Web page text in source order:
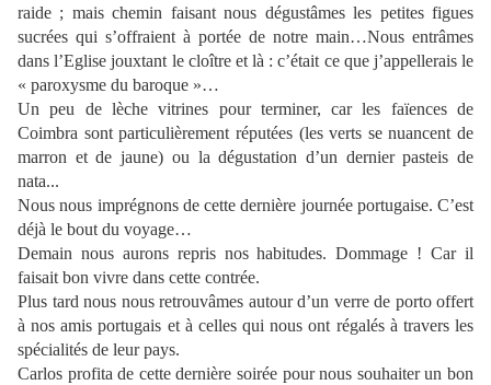
raide ; mais chemin faisant nous dégustâmes les petites figues
sucrées qui s’offraient à portée de notre main…Nous entrâmes
dans l’Eglise jouxtant le cloître et là : c’était ce que j’appellerais le
« paroxysme du baroque »…
Un peu de lèche vitrines pour terminer, car les faïences de
Coimbra sont particulièrement réputées (les verts se nuancent de
marron et de jaune) ou la dégustation d’un dernier pasteis de
nata...
Nous nous imprégnons de cette dernière journée portugaise. C’est
déjà le bout du voyage…
Demain nous aurons repris nos habitudes. Dommage ! Car il
faisait bon vivre dans cette contrée.
Plus tard nous nous retrouvâmes autour d’un verre de porto offert
à nos amis portugais et à celles qui nous ont régalés à travers les
spécialités de leur pays.
Carlos profita de cette dernière soirée pour nous souhaiter un bon